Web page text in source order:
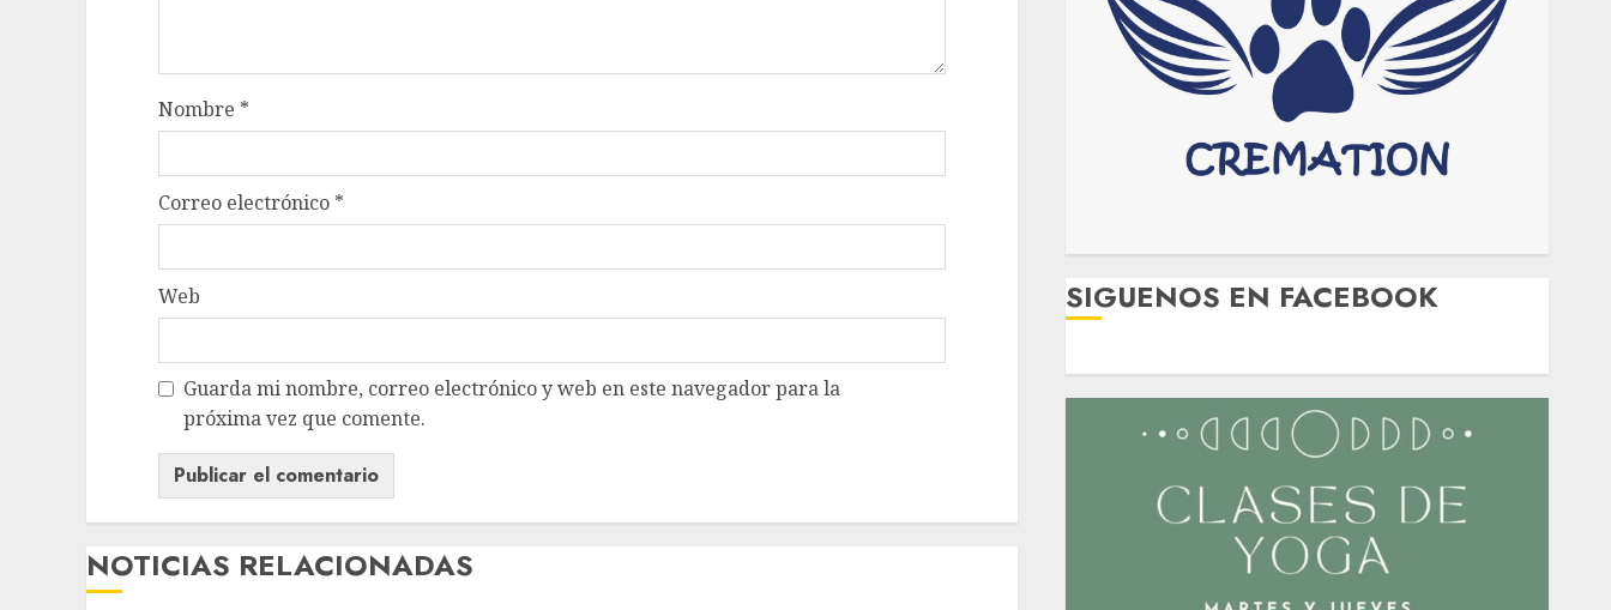
Nombre *
Correo electrónico *
Web
Guarda mi nombre, correo electrónico y web en este navegador para la
próxima vez que comente.
NOTICIAS RELACIONADAS
SIGUENOS EN FACEBOOK